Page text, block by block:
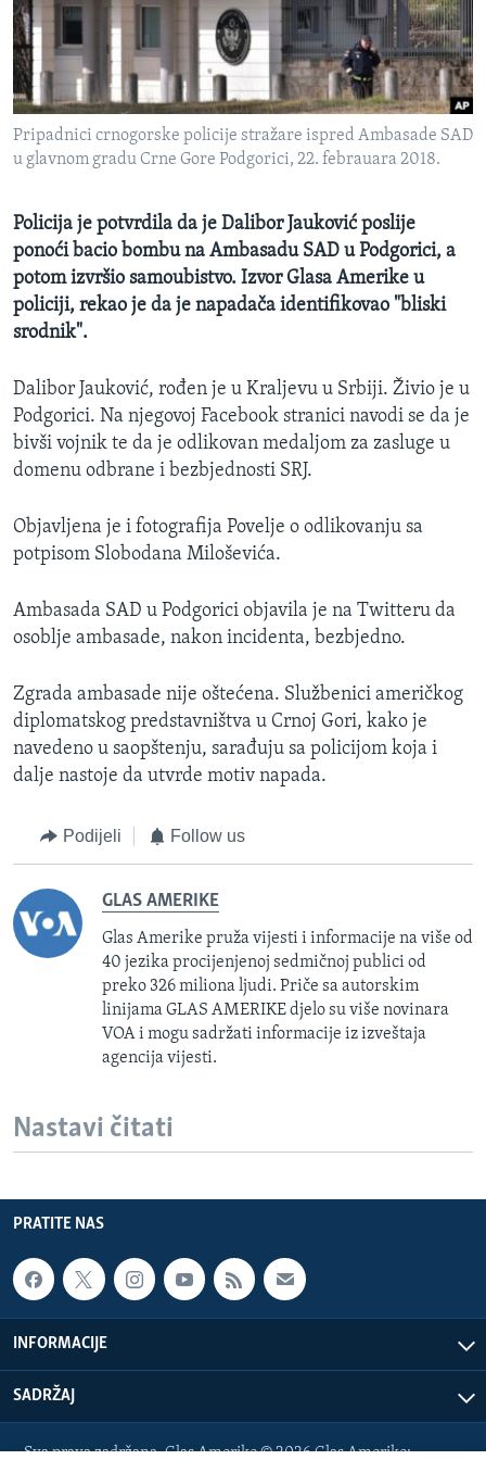
MAGAZIN
O GLASU AMERIKE
Learning English
Jezici
Pripadnici crnogorske policije stražare ispred Ambasade SAD
u glavnom gradu Crne Gore Podgorici, 22. febrauara 2018.
Policija je potvrdila da je Dalibor Jauković poslije
ponoći bacio bombu na Ambasadu SAD u Podgorici, a
potom izvršio samoubistvo. Izvor Glasa Amerike u
policiji, rekao je da je napadača identifikovao "bliski
srodnik".
Dalibor Jauković, rođen je u Kraljevu u Srbiji. Živio je u
Podgorici. Na njegovoj Facebook stranici navodi se da je
bivši vojnik te da je odlikovan medaljom za zasluge u
domenu odbrane i bezbjednosti SRJ.
Objavljena je i fotografija Povelje o odlikovanju sa
potpisom Slobodana Miloševića.
Ambasada SAD u Podgorici objavila je na Twitteru da
osoblje ambasade, nakon incidenta, bezbjedno.
Zgrada ambasade nije oštećena. Službenici američkog
diplomatskog predstavništva u Crnoj Gori, kako je
navedeno u saopštenju, sarađuju sa policijom koja i
dalje nastoje da utvrde motiv napada.
Podijeli Follow us
GLAS AMERIKE
Glas Amerike pruža vijesti i informacije na više od
40 jezika procijenjenoj sedmičnoj publici od
preko 326 miliona ljudi. Priče sa autorskim
linijama GLAS AMERIKE djelo su više novinara
VOA i mogu sadržati informacije iz izveštaja
agencija vijesti.
Nastavi čitati
PRATITE NAS
INFORMACIJE
SADRŽAJ
Sva prava zadržana. Glas Amerike © 2026 Glas Amerike: